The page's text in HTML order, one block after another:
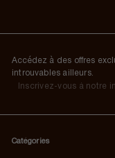
Accédez à des offres
introuvables ailleurs.
S'inscrire
Inscrivez-
notre
Catégories